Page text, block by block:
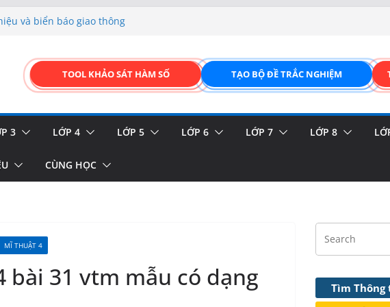
và biển báo giao thông
của thực vật
DIỆN ĐỈNH CAO &
TOOL KHẢO SÁT HÀM SỐ TẠO BỘ ĐỀ TRẮC NGHIỆM
3 LỚP 4 LỚP 5 LỚP 6 LỚP 7 LỚP 8
CÙNG HỌC
MĨ THUẬT 4
bài 31 vtm mẫu có dạng
Tìm